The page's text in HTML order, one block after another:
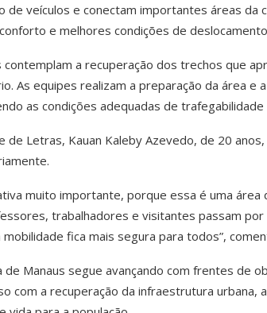
de veículos e conectam importantes áreas da
e melhores condições de
contemplam a recuperação dos trechos que
As equipes realizam a preparação da área e
as condições adequadas de
de Letras, Kauan Kaleby Azevedo, de 20
muito importante, porque essa é uma
trabalhadores e visitantes passam
fica mais segura para todos”,
de Manaus segue avançando com frentes de
com a recuperação da infraestrutura urbana,